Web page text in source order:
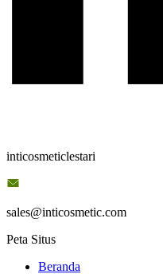
inticosmeticlestari
sales@inticosmetic.com
Peta Situs
Beranda